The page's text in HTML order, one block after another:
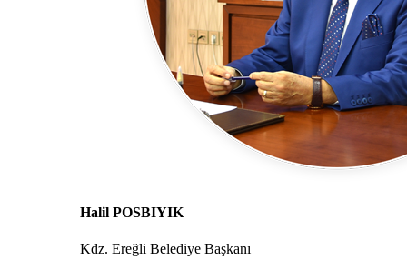
Halil POSBIYIK
Kdz. Ereğli Belediye Başkanı